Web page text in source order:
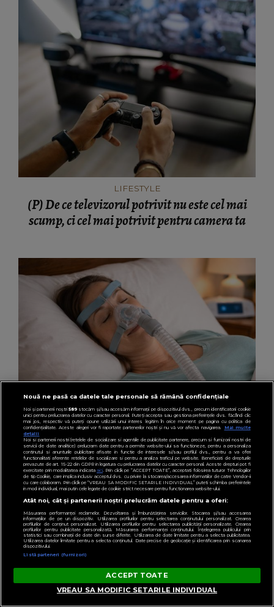
LIFESTYLE
(P) De ce televizorul potrivit nu este cel mai
scump, ci cel mai potrivit pentru camera ta
LIFESTYLE
(P) Oboseala care nu trece: când opt ore de
somn nu mai sunt de ajuns
Nouă ne pasă ca datele tale personale să rămână confidențiale
Noi și partenerii noștri589stocăm și/sau accesăm informații pe dispozitivul dvs., precum identificatorii cookie
unici pentru prelucrarea datelor cu caracter personal. Puteți accepta sau gestiona preferințele dvs. făcând clic
mai jos, respectiv vă puteți opune utilizării unui interes legitim în orice moment pe pagina cu politica de
confidențialitate. Aceste alegeri vor fi raportate partenerilor noștri și nu vă vor afecta navigarea.
Mai multe
detalii
Noi si partenerii nostri (retelele de socializare si agentiile de publicitate partenere, precum si furnizorii nostri de
servicii de date analitice) prelucram date pentru a permite website-ului sa functioneze, pentru a personaliza
continutul si anunturile publicitare afisate in functie de interesele si/sau profilul dvs., pentru a va oferi
functionalitati aferente retelelor de socializare si pentru a analiza traficul pe website. Beneficiati de drepturile
prevazute de art. 15-22 din GDPR in legatura cu prelucrarea datelor cu caracter personal. Aceste drepturi pot fi
exercitate prin modalitatea indicataaici. Prin click pe “ACCEPT TOATE”, acceptati folosirea tuturor Tehnologiilor
de tip Cookie, care implica inclusiv acceptul dvs. cu privire la stocarea/accesarea informatiilor de catre Vendor-ii
cu care colaboram. Prin click pe “VREAU SA MODIFIC SETARILE INDIVIDUAL” puteti schimba preferintele
in mod individual, mai putin cele legate de cookie strict necesare pentru functionarea website-ului.
Atât noi, cât și partenerii noștri prelucrăm datele pentru a oferi:
Măsurarea performanței reclamelor. Dezvoltarea și îmbunătățirea serviciilor. Stocarea și/sau accesarea
informațiilor de pe un dispozitiv. Utilizarea profilurilor pentru selectarea conținutului personalizat. Crearea
profilurilor de conținut personalizat. Utilizarea profilurilor pentru selectarea publicității personalizate. Crearea
profilurilor pentru publicitate personalizată. Măsurarea performanței conținutului. Înțelegerea publicului prin
statistici sau combinații de date din surse diferite. Utilizarea de date limitate pentru a selecta publicitatea.
Utilizarea datelor limitate pentru a selecta conținutul. Date precise de geolocație și identificarea prin scanarea
dispozitivului.
Listă parteneri (furnizori)
ACCEPT TOATE
VREAU SA MODIFIC SETARILE INDIVIDUAL